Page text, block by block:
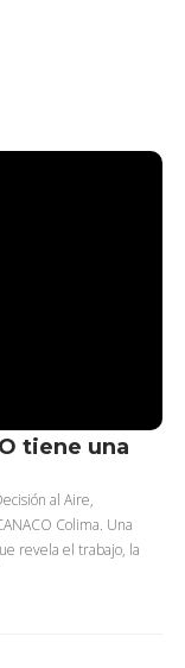
tiene una
al Aire,
Colima. Una
revela el trabajo, la